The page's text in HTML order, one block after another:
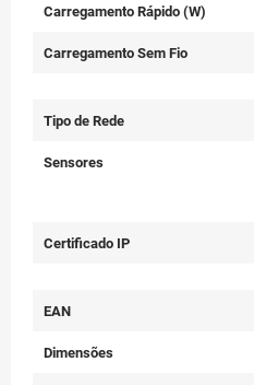
Carregamento Rápido (W)
Carregamento Sem Fio
Tipo de Rede
Sensores
Certificado IP
EAN
Dimensões